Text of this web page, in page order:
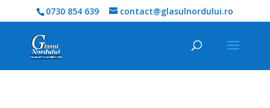
0730 854 639 contact@glasulnordului.ro